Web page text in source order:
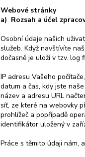
Webové stránky
a) Rozsah a účel
Osobní údaje našich
služeb. Když navštívíte
dočasně je uloží v tzv. log
IP adresu Vašeho počítače,
datum a čas, kdy jste
název a adresu URL
síť, ze které na webovky
prohlížeč a popřípadě
identifikátor uložený v
Práce s těmito údaji nám,